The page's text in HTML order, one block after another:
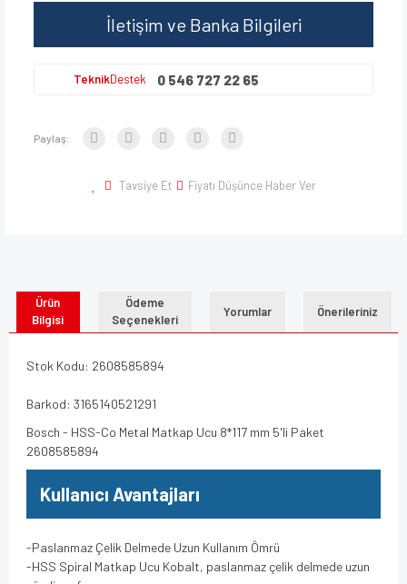
İletişim ve Banka Bilgileri
TeknikDestek 0 546 727 22 65
Paylaş:
Tavsiye Et Fiyatı Düşünce Haber Ver
Ürün
Bilgisi
Ödeme
Seçenekleri
Yorumlar Önerileriniz
Stok Kodu: 2608585894
Barkod: 3165140521291
Bosch - HSS-Co Metal Matkap Ucu 8*117 mm 5'li Paket
2608585894
Kullanıcı Avantajları
-Paslanmaz Çelik Delmede Uzun Kullanım Ömrü
-HSS Spiral Matkap Ucu Kobalt, paslanmaz çelik delmede uzun